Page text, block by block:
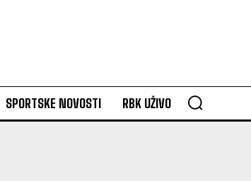
SPORTSKE NOVOSTI RBK UŽIVO